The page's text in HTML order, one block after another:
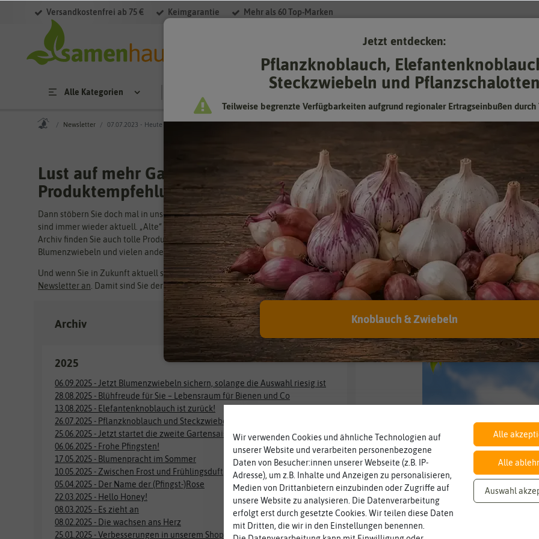
Versandkostenfrei ab 75 € Keimgarantie Mehr als 60 Top-Marken
Alle Kategorien
Newsletter 07.07.2023 - Heute werden wir 20 Jahre jung
Lust auf mehr Gartenwissen und
Produktempfehlungen?
Dann stöbern Sie doch mal in unseren Newslettern aus vergangener Zeit. Viele Themen
sind immer wieder aktuell. „Alte“ Newsletter gibt es bei uns nicht. In unserem Newsletter
Archiv finden Sie auch tolle Produktempfehlungen zu Saatgut, Geschenken,
Blumenzwiebeln und vielen anderen Artikeln.
Und wenn Sie in Zukunft aktuell sein wollen, dannmelden Sie sich doch für unseren
Newsletter an . Damit sind Sie der Zeit immer ein Stück voraus.
Archiv
2025
25.01.2025 - Verbesserungen in unserem Shop
08.02.2025 - Die wachsen ans Herz
08.03.2025 - Es zieht an
22.03.2025 - Hello Honey!
05.04.2025 - Der Name der (Pfingst-)Rose
10.05.2025 - Zwischen Frost und Frühlingsduft
17.05.2025 - Blumenpracht im Sommer
06.06.2025 - Frohe Pfingsten!
25.06.2025 - Jetzt startet die zweite Gartensaison
26.07.2025 - Pflanzknoblauch und Steckzwiebeln im Vorverkauf
13.08.2025 - Elefantenknoblauch ist zurück!
28.08.2025 - Blühfreude für Sie – Lebensraum für Bienen und Co
06.09.2025 - Jetzt Blumenzwiebeln sichern, solange die Auswahl riesig ist
Wir verwenden Cookies und ähnliche Technologien auf
unserer Website und verarbeiten personenbezogene
Daten von Besucher:innen unserer Webseite (z.B. IP-
Adresse), um z.B. Inhalte und Anzeigen zu personalisieren,
Medien von Drittanbietern einzubinden oder Zugriffe auf
unsere Website zu analysieren. Die Datenverarbeitung
erfolgt erst durch gesetzte Cookies. Wir teilen diese Daten
mit Dritten, die wir in den Einstellungen benennen.
Alle
Alle
Auswahl
Jetzt entdecken:
Pflanzknoblauch,
Steckzwiebeln und Pflanzschalotten
Teilweise begrenzte Verfügbarkeiten aufgrund regionaler Ertragseinbußen durch
Knoblauch & Zwiebeln